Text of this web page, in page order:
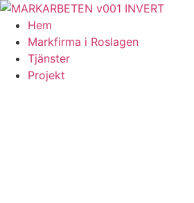
Skip
content
Hem
Markfirma i Roslagen
Tjänster
Projekt